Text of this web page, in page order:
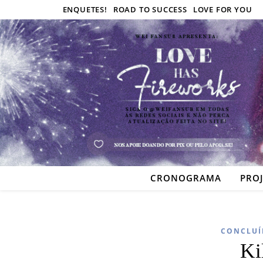
ENQUETES! ROAD TO SUCCESS LOVE FOR YOU
CRONOGRAMA